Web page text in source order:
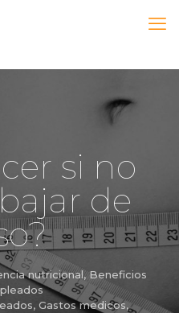
si no
de
nutricional,Beneficios
, Gastos medicos,